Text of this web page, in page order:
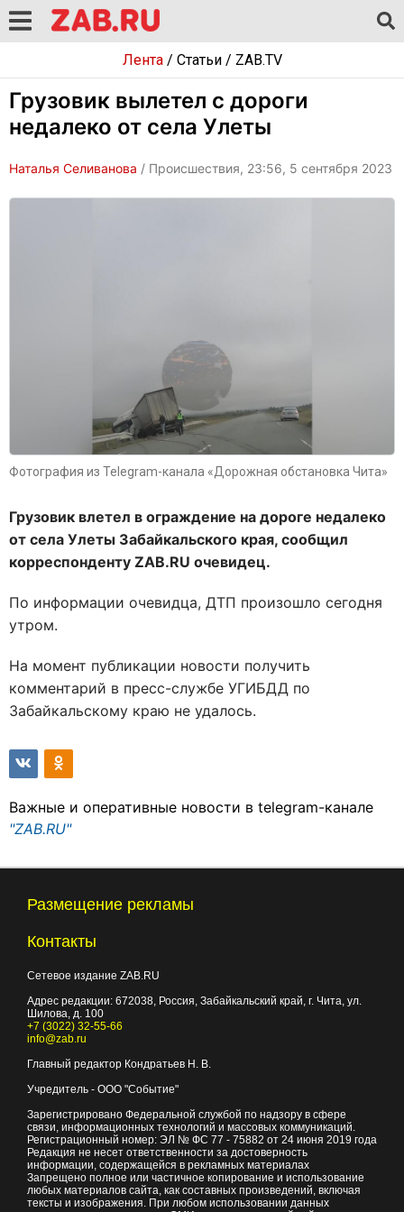
Лента/ Статьи/ ZAB.TV
Грузовик вылетел с дороги
недалеко от села Улеты
Наталья Селиванова / Происшествия, 23:56, 5 сентября 2023
Фотография из Telegram-канала «Дорожная обстановка Чита»
Грузовик влетел в ограждение на дороге недалеко
от села Улеты Забайкальского края, сообщил
корреспонденту ZAB.RU очевидец.
По информации очевидца, ДТП произошло сегодня
утром.
На момент публикации новости получить
комментарий в пресс-службе УГИБДД по
Забайкальскому краю не удалось.
Важные и оперативные новости в telegram-канале
"ZAB.RU"
Размещение рекламы
Контакты
Сетевое издание ZAB.RU
Адрес редакции: 672038 , Россия, Забайкальский край, г. Чита ул.
Шилова, д. 100
+7 (3022) 32-55-66
info@zab.ru
Главный редактор Кондратьев Н. В.
Учредитель - ООО "Событие"
Зарегистрировано Федеральной службой по надзору в сфере
связи, информационных технологий и массовых коммуникаций.
Регистрационный номер: ЭЛ № ФС 77 - 75882 от 24 июня 2019 года
Редакция не несет ответственности за достоверность
информации, содержащейся в рекламных материалах
Запрещено полное или частичное копирование и использование
любых материалов сайта, как составных произведений, включая
тексты и изображения. При любом использовании данных